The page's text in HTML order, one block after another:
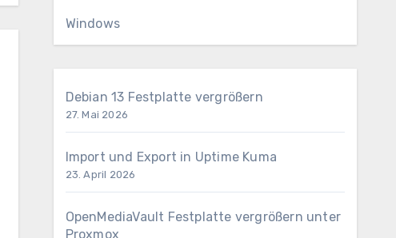
Windows
Debian 13 Festplatte vergrößern
27. Mai 2026
Import und Export in Uptime Kuma
23. April 2026
OpenMediaVault Festplatte vergrößern unter
Proxmox